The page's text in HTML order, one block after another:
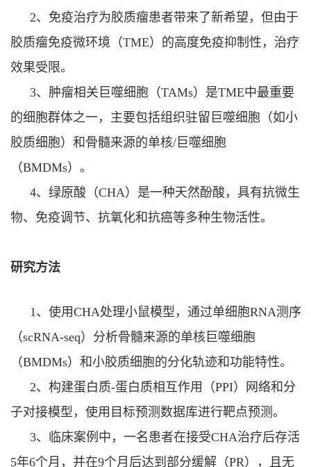
2、 免疫治疗为胶质瘤患者带来了新希望，但由于
胶质瘤免疫微环境（TME）的高度免疫抑制性，治疗
效果受限。
3、 肿瘤相关巨噬细胞（TAMs）是TME中最重要
的细胞群体之一，主要包括组织驻留巨噬细胞（如小
胶质细胞）和骨髓来源的单核/ 巨噬细胞
（BMDMs）。
4、 绿原酸 （CHA）是一种天然酚酸，具有抗微生
物、免疫调节、抗氧化和抗癌等多种生物活性。
研究方法
1 、 使用CHA处理小鼠模型，通过单细胞RNA测序
（scRNA-seq）分析骨髓来源的单核巨噬细胞
（BMDMs）和小胶质细胞的分化轨迹和功能特性。
2、 构建蛋白质-蛋白质相互作用（PPI）网络和分
子对接模型，使用目标预测数据库进行靶点预测。
3、 临床案例中，一名患者在接受CHA治疗后存活
5年6个月，并在9个月后达到部分缓解（PR），且无